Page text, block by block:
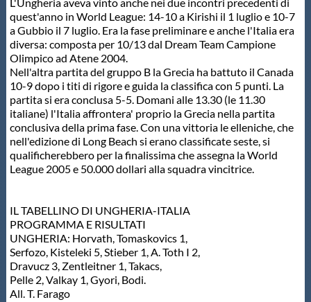
quest'anno in World League: 14-10 a Kirishi il 1 luglio e 10-7
a Gubbio il 7 luglio. Era la fase preliminare e anche l'Italia era
diversa: composta per 10/13 dal Dream Team Campione
Olimpico ad Atene 2004.
Nell'altra partita del gruppo B la Grecia ha battuto il Canada
10-9 dopo i titi di rigore e guida la classifica con 5 punti. La
partita si era conclusa 5-5. Domani alle 13.30 (le 11.30
italiane) l'Italia affrontera' proprio la Grecia nella partita
conclusiva della prima fase. Con una vittoria le elleniche, che
nell'edizione di Long Beach si erano classificate seste, si
qualificherebbero per la finalissima che assegna la World
League 2005 e 50.000 dollari alla squadra vincitrice.
IL TABELLINO DI UNGHERIA-ITALIA
PROGRAMMA E RISULTATI
UNGHERIA: Horvath, Tomaskovics 1,
Serfozo, Kisteleki 5, Stieber 1, A. Toth I 2,
Dravucz 3, Zentleitner 1, Takacs,
Pelle 2, Valkay 1, Gyori, Bodi.
All. T. Farago